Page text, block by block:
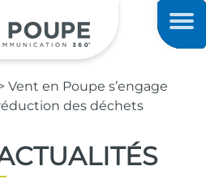
Vent en Poupe s’engage
des déchets